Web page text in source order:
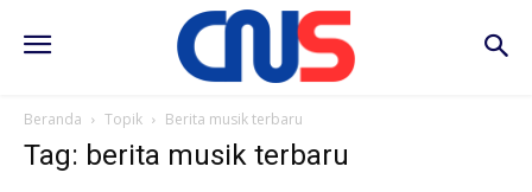
Beranda Topik Berita musik terbaru
Tag: berita musik terbaru